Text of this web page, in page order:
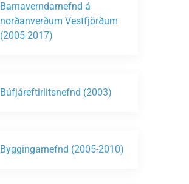
Barnaverndarnefnd á
norðanverðum Vestfjörðum
(2005-2017)
Búfjáreftirlitsnefnd (2003)
Byggingarnefnd (2005-2010)